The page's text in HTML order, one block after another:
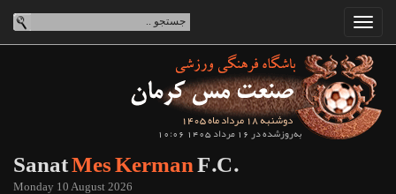
دوشنبه 18 مرداد ماه 1405
به‌روزشده در 16 مرداد 1405 10:06
SanatMes KermanF.C.
Monday 10 August 2026